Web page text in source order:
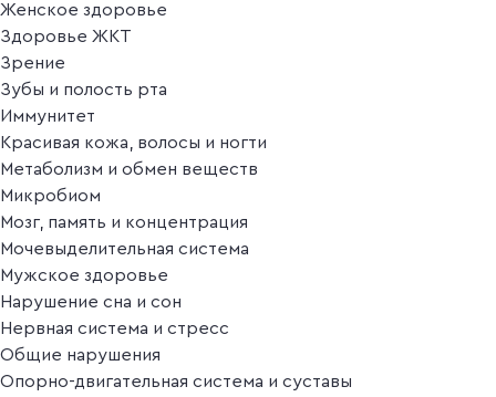
Женское здоровье
Здоровье ЖКТ
Зрение
Зубы и полость рта
Иммунитет
Красивая кожа, волосы и ногти
Метаболизм и обмен веществ
Микробиом
Мозг, память и концентрация
Мочевыделительная система
Мужское здоровье
Нарушение сна и сон
Нервная система и стресс
Общие нарушения
Опорно-двигательная система и суставы